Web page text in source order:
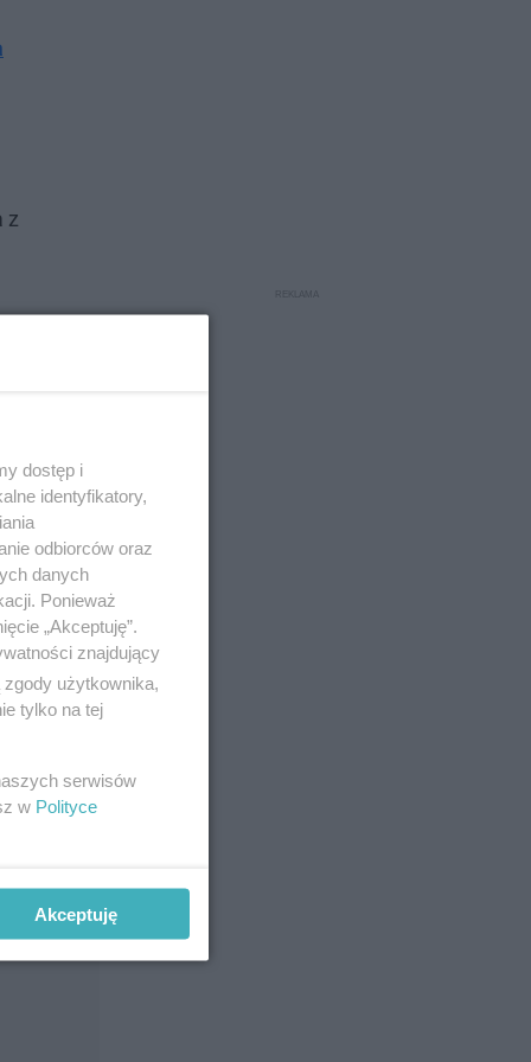
z
dostęp i
identyfikatory,
odbiorców oraz
danych
Ponieważ
„Akceptuję”.
znajdujący
użytkownika,
tylko na tej
serwisów
w Polityce
Akceptuję